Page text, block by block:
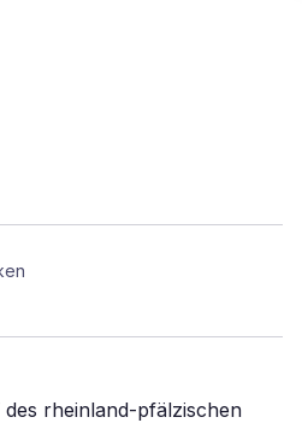
des rheinland-pfälzischen